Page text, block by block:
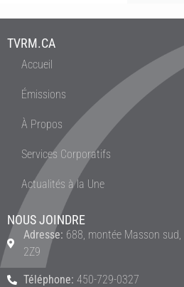
TVRM.CA
Accueil
Émissions
À Propos
Services Corporatifs
Actualités à la Une
NOUS JOINDRE
Adresse: 688, montée Masson sud,
2Z9
Téléphone: 450-729-0327